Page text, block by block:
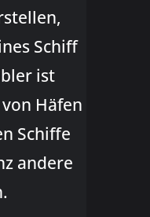
Schiff
ist
Häfen
Schiffe
andere